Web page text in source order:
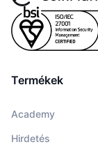
Termékek
Academy
Hirdetés